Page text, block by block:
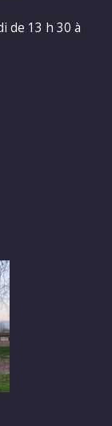
de 13 h 30 à